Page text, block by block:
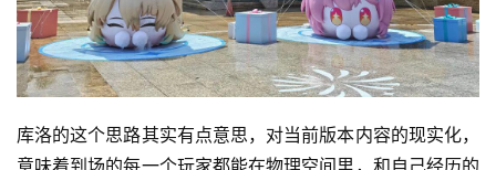
库洛的这个思路其实有点意思，对当前版本内容的现实化，
意味着到场的每一个玩家都能在物理空间里，和自己经历的